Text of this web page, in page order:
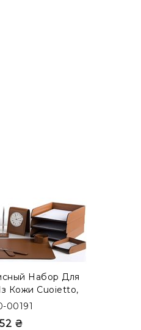
Набор Для
Кожи Cuoietto,
Бювар, Табак
00191
₴